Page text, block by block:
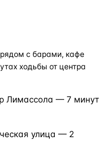
с барами, кафе
ходьбы от центра
Лимассола — 7 минут
улица — 2